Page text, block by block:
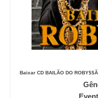
Baixar CD BAILÃO DO